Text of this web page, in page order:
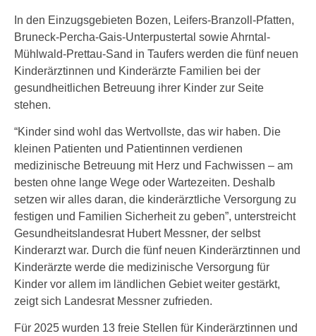
In den Einzugsgebieten Bozen, Leifers-Branzoll-Pfatten,
Bruneck-Percha-Gais-Unterpustertal sowie Ahrntal-
Mühlwald-Prettau-Sand in Taufers werden die fünf neuen
Kinderärztinnen und Kinderärzte Familien bei der
gesundheitlichen Betreuung ihrer Kinder zur Seite
stehen.
“Kinder sind wohl das Wertvollste, das wir haben. Die
kleinen Patienten und Patientinnen verdienen
medizinische Betreuung mit Herz und Fachwissen – am
besten ohne lange Wege oder Wartezeiten. Deshalb
setzen wir alles daran, die kinderärztliche Versorgung zu
festigen und Familien Sicherheit zu geben”, unterstreicht
Gesundheitslandesrat Hubert Messner, der selbst
Kinderarzt war. Durch die fünf neuen Kinderärztinnen und
Kinderärzte werde die medizinische Versorgung für
Kinder vor allem im ländlichen Gebiet weiter gestärkt,
zeigt sich Landesrat Messner zufrieden.
Für 2025 wurden 13 freie Stellen für Kinderärztinnen und